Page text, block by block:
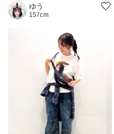
ゆう
157cm